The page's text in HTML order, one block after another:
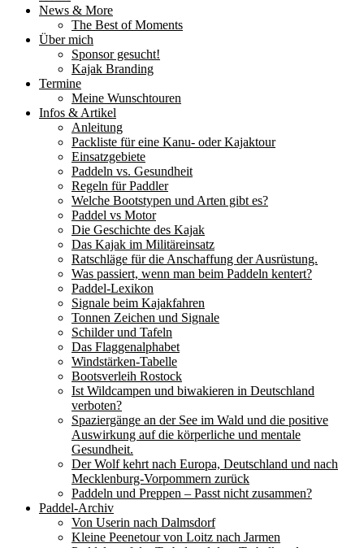
News & More
The Best of Moments
Über mich
Sponsor gesucht!
Kajak Branding
Termine
Meine Wunschtouren
Infos & Artikel
Anleitung
Packliste für eine Kanu- oder Kajaktour
Einsatzgebiete
Paddeln vs. Gesundheit
Regeln für Paddler
Welche Bootstypen und Arten gibt es?
Paddel vs Motor
Die Geschichte des Kajak
Das Kajak im Militäreinsatz
Ratschläge für die Anschaffung der Ausrüstung.
Was passiert, wenn man beim Paddeln kentert?
Paddel-Lexikon
Signale beim Kajakfahren
Tonnen Zeichen und Signale
Schilder und Tafeln
Das Flaggenalphabet
Windstärken-Tabelle
Bootsverleih Rostock
Ist Wildcampen und biwakieren in Deutschland
verboten?
Spaziergänge an der See im Wald und die positive
Auswirkung auf die körperliche und mentale
Gesundheit.
Der Wolf kehrt nach Europa, Deutschland und nach
Mecklenburg-Vorpommern zurück
Paddeln und Preppen – Passt nicht zusammen?
Paddel-Archiv
Von Userin nach Dalmsdorf
Kleine Peenetour von Loitz nach Jarmen